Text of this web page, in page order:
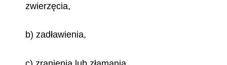
zwierzęcia,
b) zadławienia,